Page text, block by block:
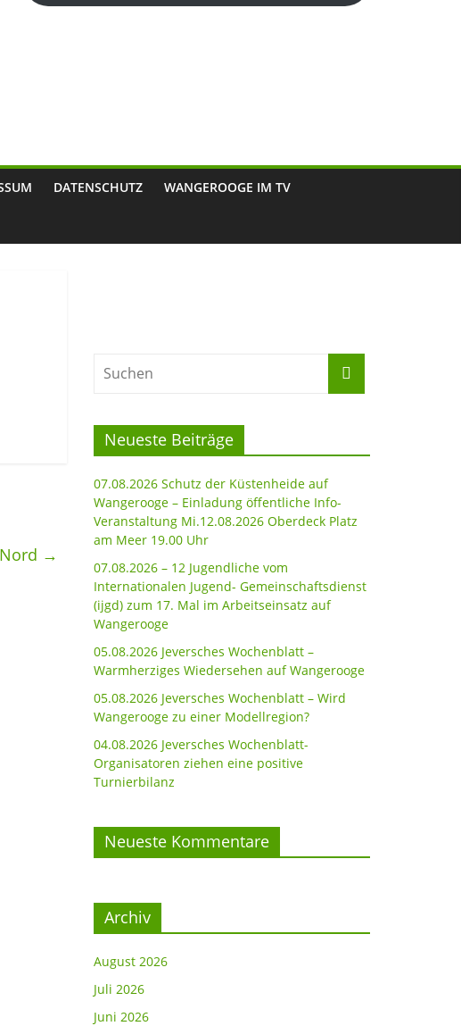
DATENSCHUTZ WANGEROOGE IM TV
→
Neueste Beiträge
07.08.2026 Schutz der Küstenheide auf
Wangerooge – Einladung öffentliche Info-
Veranstaltung Mi.12.08.2026 Oberdeck Platz
am Meer 19.00 Uhr
07.08.2026 – 12 Jugendliche vom
Internationalen Jugend- Gemeinschaftsdienst
(ijgd) zum 17. Mal im Arbeitseinsatz auf
Wangerooge
05.08.2026 Jeversches Wochenblatt –
Warmherziges Wiedersehen auf Wangerooge
05.08.2026 Jeversches Wochenblatt – Wird
Wangerooge zu einer Modellregion?
04.08.2026 Jeversches Wochenblatt-
Organisatoren ziehen eine positive
Turnierbilanz
Neueste Kommentare
Archiv
August 2026
Juli 2026
Juni 2026